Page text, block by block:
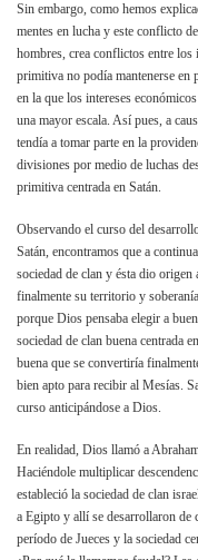
Sin embargo, como hemos
mentes en lucha y este conflicto
hombres, crea conflictos entre
primitiva no podía mantenerse en
en la que los intereses
una mayor escala. Así pues, a
tendía a tomar parte en la
divisiones por medio de luchas
primitiva centrada en Satán.
Observando el curso del
Satán, encontramos que a
sociedad de clan y ésta dio
finalmente su territorio y
porque Dios pensaba elegir a
sociedad de clan buena centrada
buena que se convertiría
bien apto para recibir al Mesías.
curso anticipándose a Dios.
En realidad, Dios llamó a
Haciéndole multiplicar
estableció la sociedad de clan
a Egipto y allí se desarrollaron de
período de Jueces y la sociedad